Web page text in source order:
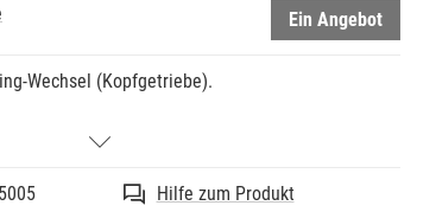
Ein Angebot
Wechsel (Kopfgetriebe).
Hilfe zum Produkt